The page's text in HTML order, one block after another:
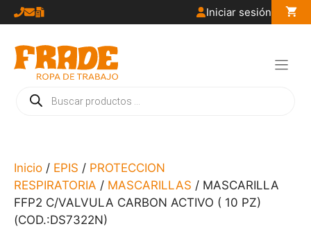
Saltar
al
contenido
Iniciar sesión
Búsqueda
de
Inicio / EPIS / PROTECCION
RESPIRATORIA / MASCARILLAS / MASCARILLA
FFP2 C/VALVULA CARBON ACTIVO ( 10 PZ)
(COD.:DS7322N)